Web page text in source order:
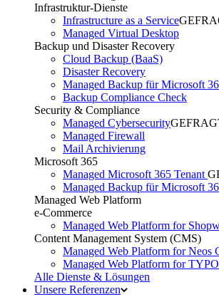
Infrastruktur-Dienste
Infrastructure as a Service
Managed Virtual Desktop
Backup und Disaster Recovery
Cloud Backup (BaaS)
Disaster Recovery
Managed Backup für Microsoft
Backup Compliance Check
Security & Compliance
Managed Cybersecurity
Managed Firewall
Mail Archivierung
Microsoft 365
Managed Microsoft 365 Tenant
Managed Backup für Microsoft
Managed Web Platform
e-Commerce
Managed Web Platform for
Content Management System (CMS)
Managed Web Platform for Neos
Managed Web Platform for
Alle Dienste & Lösungen
Unsere Referenzen